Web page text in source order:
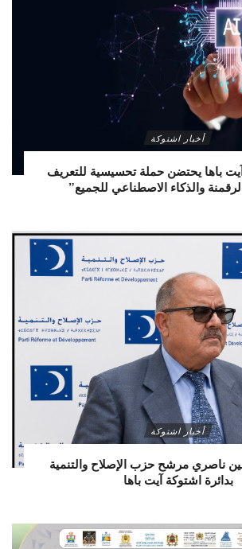
أخبار اشتوكة
باها يحتضن حملة تحسيسية للتعريف
والذكاء الاصطناعي للجميع”
أخبار اشتوكة
ناصري مرشح حزب الإصلاح والتنمية
بدائرة اشتوكة آيت باها